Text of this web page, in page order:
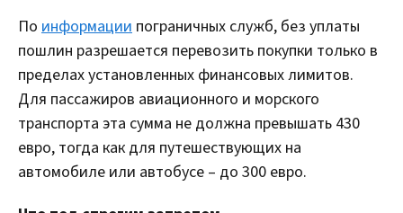
По информации пограничных служб, без уплаты
пошлин разрешается перевозить покупки только в
пределах установленных финансовых лимитов.
Для пассажиров авиационного и морского
транспорта эта сумма не должна превышать 430
евро, тогда как для путешествующих на
автомобиле или автобусе – до 300 евро.